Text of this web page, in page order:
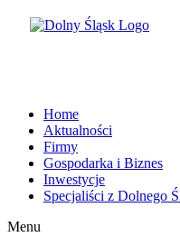
Home
Aktualności
Firmy
Gospodarka i Biznes
Inwestycje
Specjaliści z Dolnego
Menu